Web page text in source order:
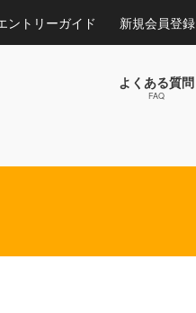
ントリーガイド 新規会員登録
よくある質問
FAQ